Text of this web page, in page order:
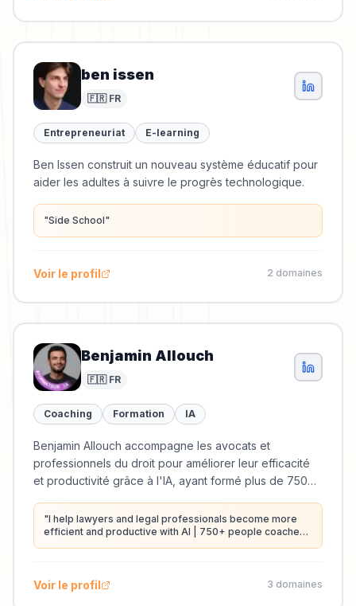
ben issen
🇫🇷 FR
Entrepreneuriat E-learning
Ben Issen construit un nouveau système éducatif pour
aider les adultes à suivre le progrès technologique.
"Side School"
Voir le profil 2 domaines
Benjamin Allouch
🇫🇷 FR
Coaching Formation IA
Benjamin Allouch accompagne les avocats et
professionnels du droit pour améliorer leur efficacité
et productivité grâce à l'IA, ayant formé plus de 750
"I help lawyers and legal professionals become more
efficient and productive with AI | 750+ people coached |
Voir le profil 3 domaines